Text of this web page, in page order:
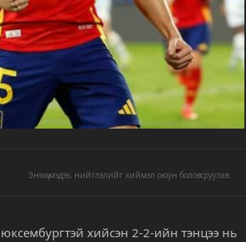
Энэхүү мэдээ, нийтлэлийг хиймэл оюун боловсруулав.
хийсэн 2-2-ийн тэнцээ нь